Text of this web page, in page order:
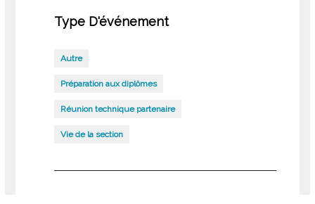
Type D'événement
Autre
Préparation aux diplômes
Réunion technique partenaire
Vie de la section